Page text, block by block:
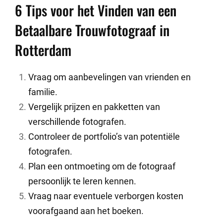
6 Tips voor het Vinden van een
Betaalbare Trouwfotograaf in
Rotterdam
Vraag om aanbevelingen van vrienden en
familie.
Vergelijk prijzen en pakketten van
verschillende fotografen.
Controleer de portfolio’s van potentiële
fotografen.
Plan een ontmoeting om de fotograaf
persoonlijk te leren kennen.
Vraag naar eventuele verborgen kosten
voorafgaand aan het boeken.